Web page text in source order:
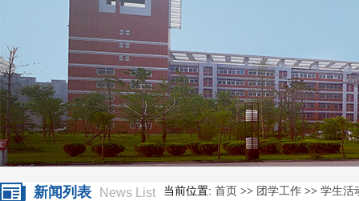
新闻列表 News List 当前位置: 首页 >> 团学工作 >> 学生活